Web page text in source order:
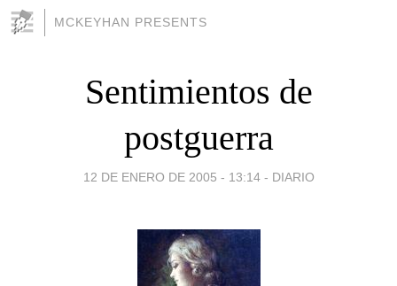
MCKEYHAN PRESENTS
Sentimientos de
postguerra
12 DE ENERO DE 2005 - 13:14 - DIARIO